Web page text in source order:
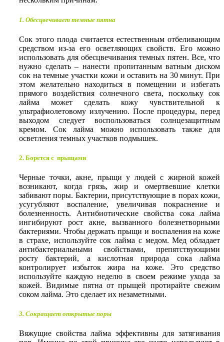
1. Обесцвечивает темные пятна
Сок этого плода считается естественным отбеливающим
средством из-за его осветляющих свойств. Его можно
использовать для обесцвечивания темных пятен. Все, что
нужно сделать – нанести пропитанным ватным диском
сок на темные участки кожи и оставить на 30 минут. При
этом желательно находиться в помещении и избегать
прямого воздействия солнечного света, поскольку сок
лайма может сделать кожу чувствительной к
ультрафиолетовому излучению. После процедуры, перед
выходом следует воспользоваться солнцезащитным
кремом. Сок лайма можно использовать также для
осветления темных участков подмышек.
2. Борется с прыщами
Черные точки, акне, прыщи у людей с жирной кожей
возникают, когда грязь, жир и омертвевшие клетки
забивают поры. Бактерии, присутствующие в порах кожи,
усугубляют воспаление, увеличивая покраснение и
болезненность. Антибиотические свойства сока лайма
ингибируют рост акне, вызванного болезнетворными
бактериями. Чтобы держать прыщи и воспаления на коже
в страхе, используйте сок лайма с медом. Мед обладает
антибактериальными свойствами, препятствующими
росту бактерий, а кислотная природа сока лайма
контролирует избыток жира на коже. Это средство
используйте каждую неделю в своем режиме ухода за
кожей. Видимые пятна от прыщей протирайте свежим
соком лайма. Это сделает их незаметными.
3. Сокращает открытые поры
Вяжущие свойства лайма эффективны для затягивания